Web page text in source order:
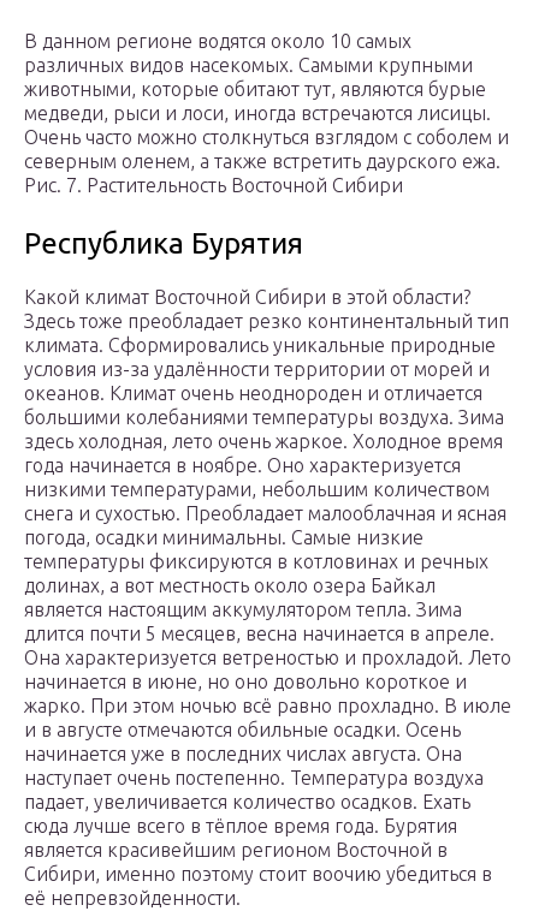
В данном регионе водятся около 10 самых
различных видов насекомых. Самыми крупными
животными, которые обитают тут, являются бурые
медведи, рыси и лоси, иногда встречаются лисицы.
Очень часто можно столкнуться взглядом с соболем и
северным оленем, а также встретить даурского ежа.
Рис. 7. Растительность Восточной Сибири
Республика Бурятия
Какой климат Восточной Сибири в этой области?
Здесь тоже преобладает резко континентальный тип
климата. Сформировались уникальные природные
условия из-за удалённости территории от морей и
океанов. Климат очень неоднороден и отличается
большими колебаниями температуры воздуха. Зима
здесь холодная, лето очень жаркое. Холодное время
года начинается в ноябре. Оно характеризуется
низкими температурами, небольшим количеством
снега и сухостью. Преобладает малооблачная и ясная
погода, осадки минимальны. Самые низкие
температуры фиксируются в котловинах и речных
долинах, а вот местность около озера Байкал
является настоящим аккумулятором тепла. Зима
длится почти 5 месяцев, весна начинается в апреле.
Она характеризуется ветреностью и прохладой. Лето
начинается в июне, но оно довольно короткое и
жарко. При этом ночью всё равно прохладно. В июле
и в августе отмечаются обильные осадки. Осень
начинается уже в последних числах августа. Она
наступает очень постепенно. Температура воздуха
падает, увеличивается количество осадков. Ехать
сюда лучше всего в тёплое время года. Бурятия
является красивейшим регионом Восточной в
Сибири, именно поэтому стоит воочию убедиться в
её непревзойденности.